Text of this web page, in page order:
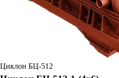
Циклон БЦ-512